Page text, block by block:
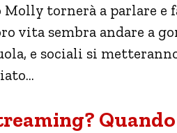
Molly tornerà a parlare e
vita sembra andare a
e sociali si